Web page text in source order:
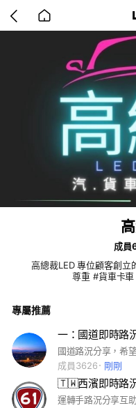
back
to
成員
高總裁LED 專位顧客創立
尊重 #貨車卡
專屬推薦
一：國道即時路
國道路況分享，希
成員3626
剛剛
🇹🇼西濱即時路